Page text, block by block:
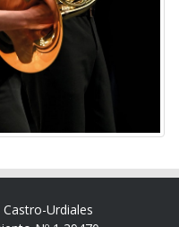
Urdiales